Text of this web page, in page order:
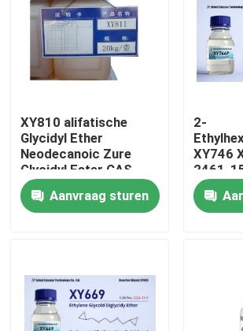
Producten
XY810 alifatische
Glycidyl Ether
Neodecanoic Zure
Glycidyl Ester CAS
2676 45 5
Aanvraag sturen
2-
XY746
2461-